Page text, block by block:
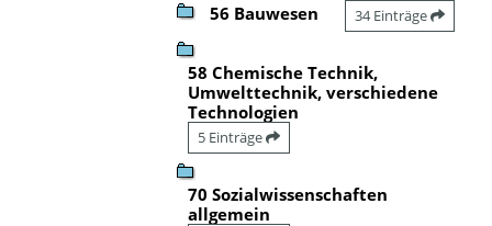
56 Bauwesen 34 Einträge
58 Chemische Technik,
Umwelttechnik, verschiedene
Technologien
5 Einträge
70 Sozialwissenschaften
allgemein